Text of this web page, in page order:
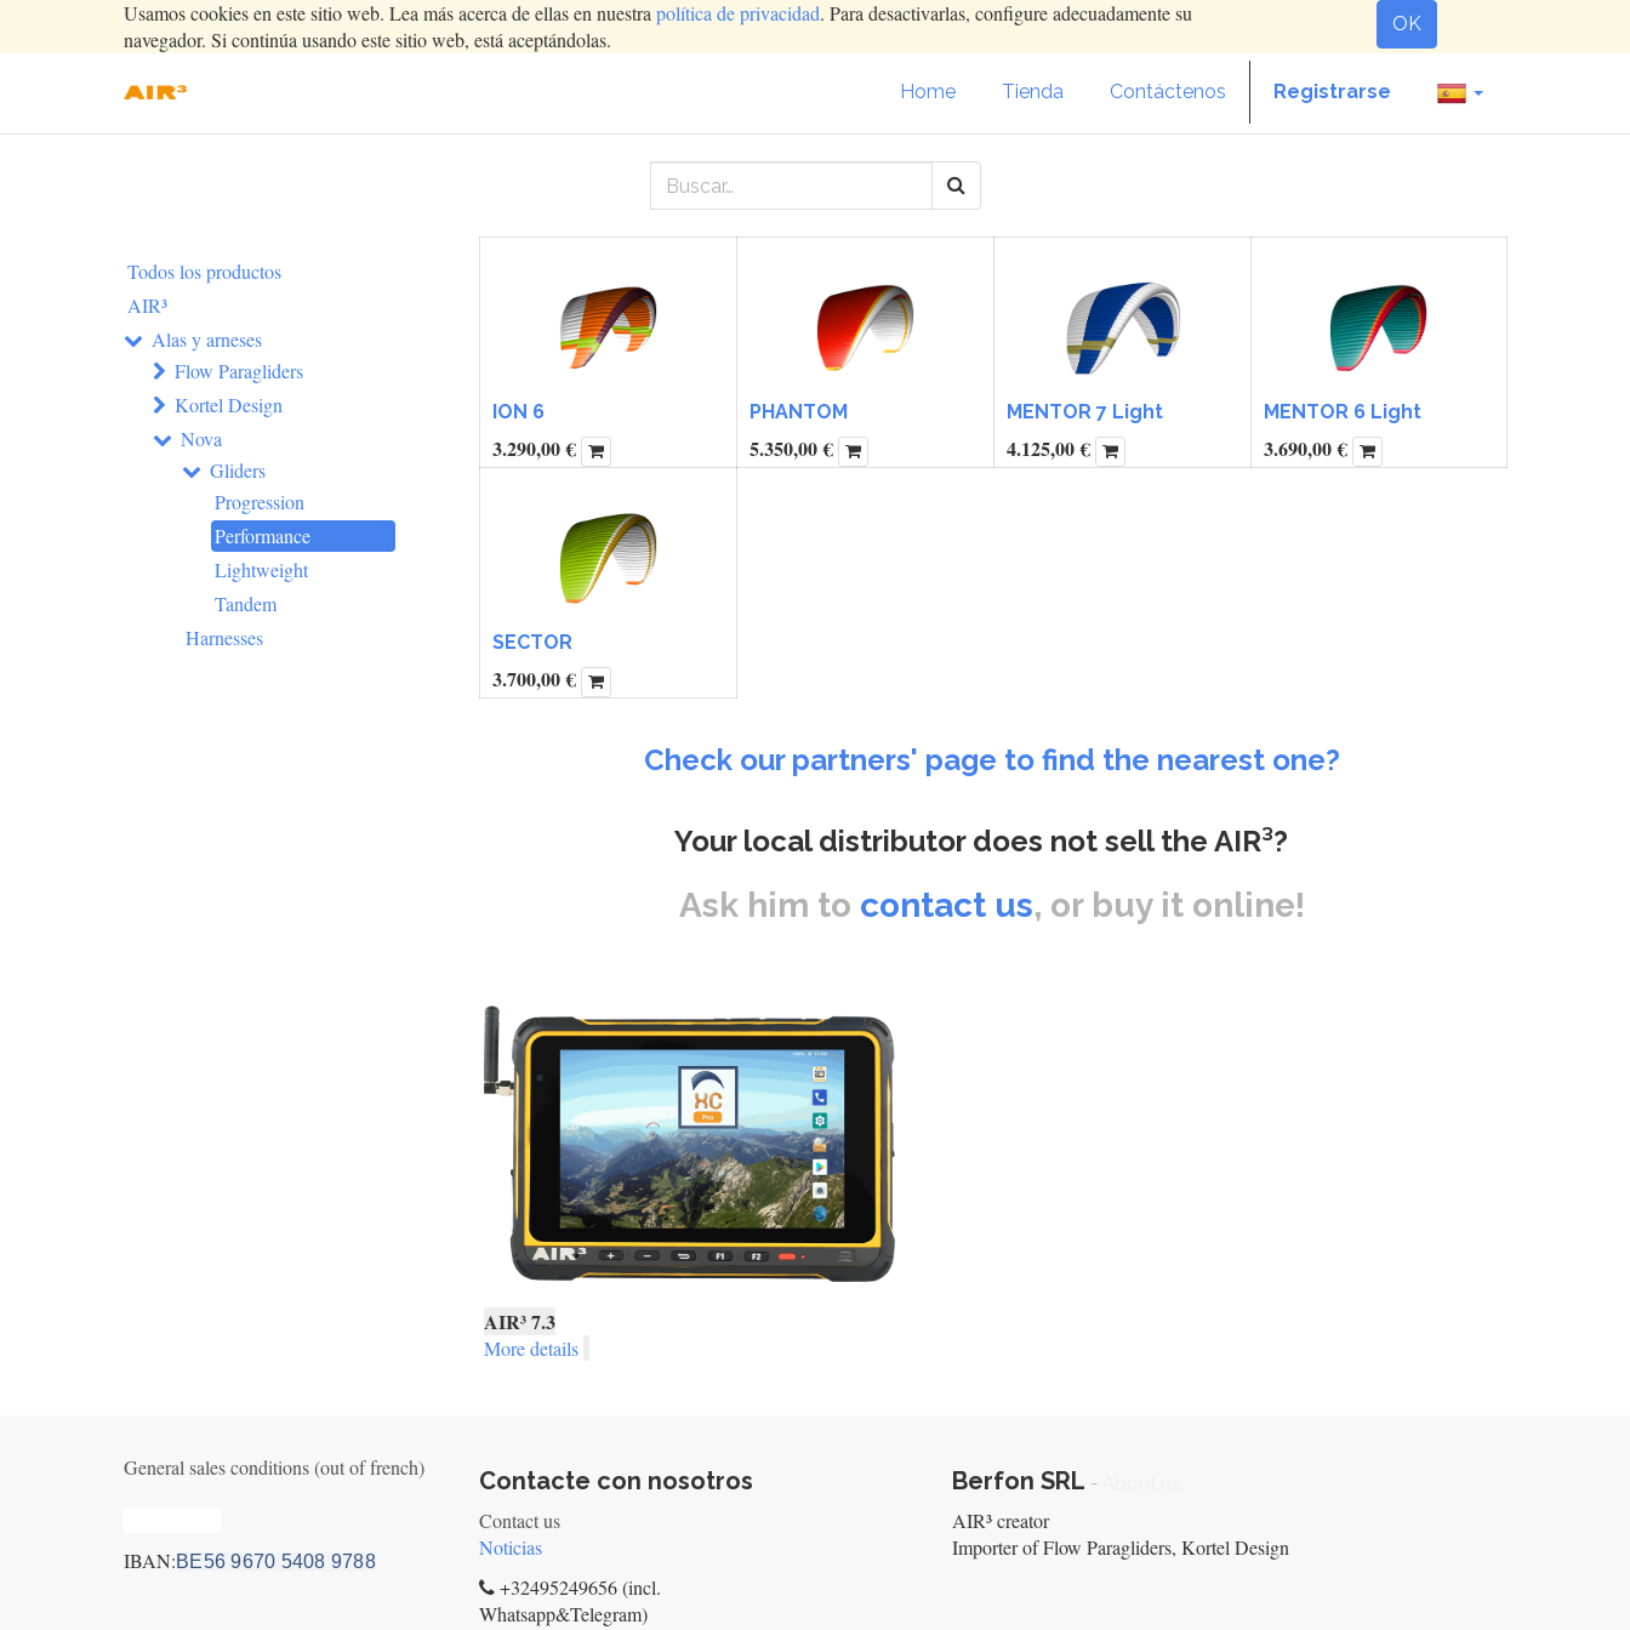
Usamos cookies en este sitio web. Lea más acerca de ellas en nuestra política de privacidad. Para desactivarlas, configure adecuadamente su
navegador. Si continúa usando este sitio web, está aceptándolas.
OK
Home Tienda Contáctenos Registrarse
Todos los productos
AIR³
Alas y arneses
Flow Paragliders
Kortel Design
Nova
Gliders
Progression
Performance
Lightweight
Tandem
Harnesses
ION 6
3.290,00€
PHANTOM
5.350,00€
MENTOR 7 Light
4.125,00€
MENTOR 6 Light
3.690,00€
SECTOR
3.700,00€
Check our partners' page to find the nearest one?
Your local distributor does not sell the AIR³?
Ask him to contact us, or buy it online!
AIR³ 7.3
More details
General sales conditions (out of french)
IBAN:BE56 9670 5408 9788
Contacte con nosotros
Contact us
Noticias
+32495249656 (incl.
Whatsapp&Telegram)
Berfon SRL -
AIR³ creator
Importer of Flow Paragliders, Kortel Design